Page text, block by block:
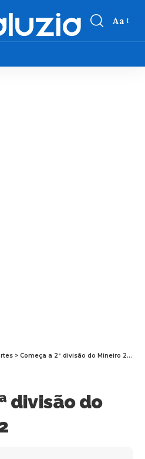
Aa
> Começa a 2ª divisão do Mineiro 2012
divisão do